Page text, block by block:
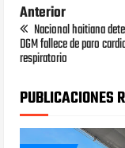
Anterior
Nacional haitiana
DGM fallece de paro
respiratorio
PUBLICACIONES